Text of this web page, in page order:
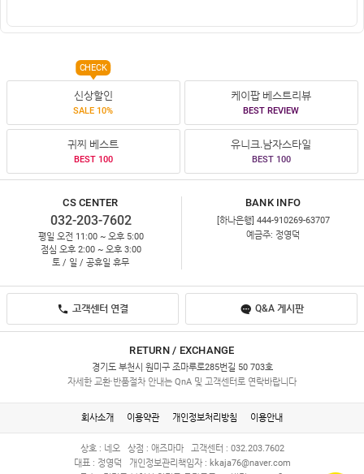
신상할인
SALE 10%
CHECK
케이팝 베스트리뷰
BEST REVIEW
귀찌 베스트
BEST 100
유니크.남자스타일
BEST 100
CS CENTER
032-203-7602
평일 오전 11:00 ~ 오후 5:00
점심 오후 2:00 ~ 오후 3:00
토 / 일 / 공휴일 휴무
BANK INFO
[하나은행] 444-910269-63707
예금주: 정영덕
고객센터 연결 Q&A 게시판
RETURN / EXCHANGE
경기도 부천시 원미구 조마루로285번길 50 703호
자세한 교환·반품절차 안내는 QnA 및 고객센터로 연락바랍니다
회사소개 이용약관 개인정보처리방침 이용안내
상호 : 네오 상점 : 애즈마마
고객센터 : 032.203.7602
대표 : 정영덕
개인정보관리책임자 : kkaja76@naver.com